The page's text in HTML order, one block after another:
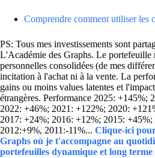
Comprendre comment utiliser les
PS: Tous mes investissements sont
L'Académie des Graphs. Le portefeuille
personnelles consolidées (de mes
incitation à l'achat ni à la vente. La
gains ou moins values latentes et
étrangères. Performance 2025: +145%;
2022: +46%; 2021: +122%; 2020:
2017: +24%; 2016: +12%; 2015:
2012:+9%, 2011:-11%... Clique-ici
Graphs où je t'accompagne au
portefeuilles dynamique et long terme